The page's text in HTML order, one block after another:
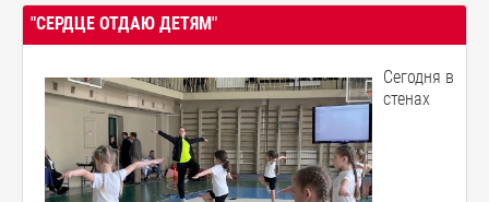
"СЕРДЦЕ ОТДАЮ ДЕТЯМ"
Сегодня в
стенах